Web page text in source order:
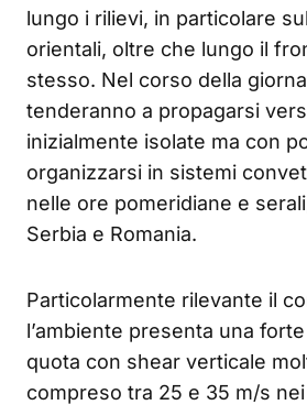
lungo i rilievi, in particolare
orientali, oltre che lungo il
stesso. Nel corso della
tenderanno a propagarsi
inizialmente isolate ma con
organizzarsi in sistemi
nelle ore pomeridiane e
Serbia e Romania.
Particolarmente rilevante il
l’ambiente presenta una
quota con shear verticale
compreso tra 25 e 35 m/s